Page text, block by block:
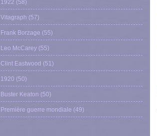
1922 (58)
Vitagraph (57)
Frank Borzage (55)
Leo McCarey (55)
Clint Eastwood (51)
1920 (50)
Buster Keaton (50)
Première guerre mondiale (49)